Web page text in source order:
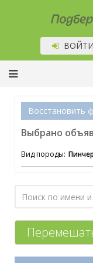
Подбери
ВОЙТИ
Восстановить
Выбрано
Вид породы: Пинчер